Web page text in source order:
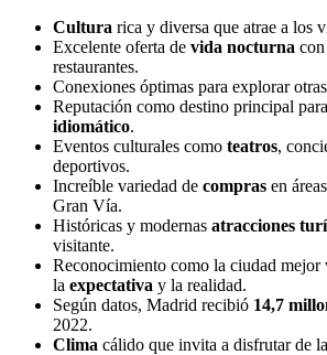
Cultura rica y diversa que atrae a los
Excelente oferta de vida nocturna
restaurantes.
Conexiones óptimas para explorar
Reputación como destino principal
idiomático.
Eventos culturales como teatros,
deportivos.
Increíble variedad de compras en
Gran Vía.
Históricas y modernas atracciones
visitante.
Reconocimiento como la ciudad mejor
la expectativa y la realidad.
Según datos, Madrid recibió 14,7
2022.
Clima cálido que invita a disfrutar de